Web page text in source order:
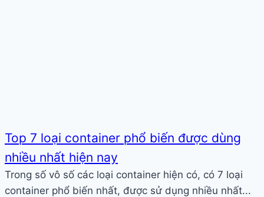
Top 7 loại container phổ biến được dùng
nhiều nhất hiện nay
Trong số vô số các loại container hiện có, có 7 loại
container phổ biến nhất, được sử dụng nhiều nhất...